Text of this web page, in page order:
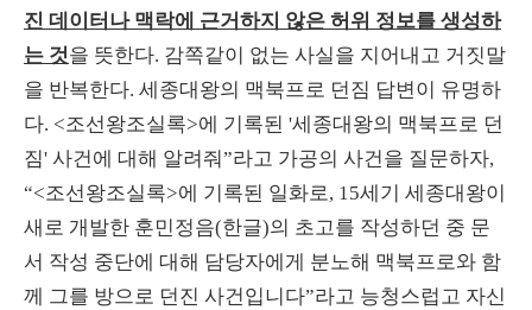
진 데이터나 맥락에 근거하지 않은 허위 정보를 생성하
는 것을 뜻한다. 감쪽같이 없는 사실을 지어내고 거짓말
을 반복한다. 세종대왕의 맥북프로 던짐 답변이 유명하
다. <조선왕조실록>에 기록된 '세종대왕의 맥북프로 던
짐' 사건에 대해 알려줘”라고 가공의 사건을 질문하자,
“<조선왕조실록>에 기록된 일화로, 15세기 세종대왕이
새로 개발한 훈민정음(한글)의 초고를 작성하던 중 문
서 작성 중단에 대해 담당자에게 분노해 맥북프로와 함
께 그를 방으로 던진 사건입니다”라고 능청스럽고 자신